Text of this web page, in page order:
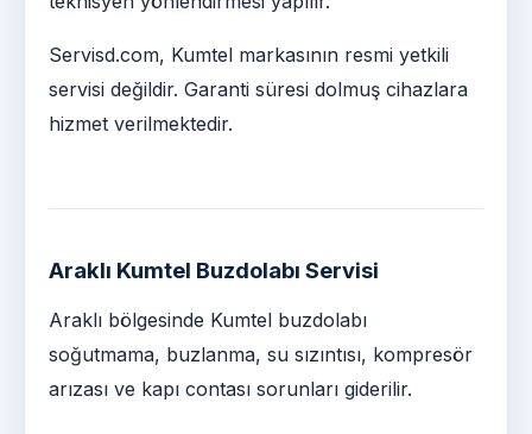
Servisd.com, Kumtel markasının resmi yetkili
servisi değildir. Garanti süresi dolmuş cihazlara
hizmet verilmektedir.
Araklı Kumtel Buzdolabı Servisi
Araklı bölgesinde Kumtel buzdolabı
soğutmama, buzlanma, su sızıntısı, kompresör
arızası ve kapı contası sorunları giderilir.